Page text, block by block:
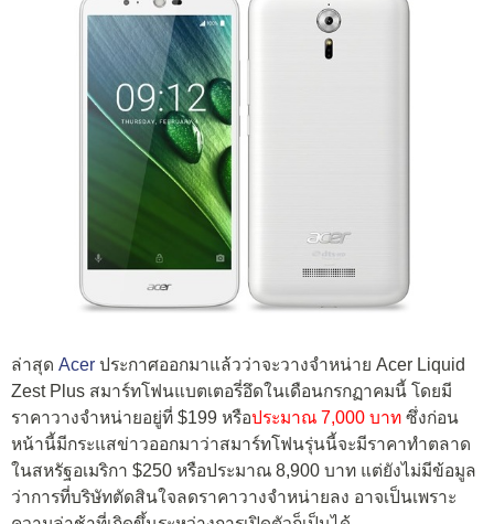
ล่าสุด Acer ประกาศออกมาแล้วว่าจะวางจำหน่าย Acer Liquid
Zest Plus สมาร์ทโฟนแบตเตอรี่อึดในเดือนกรกฏาคมนี้ โดยมี
ราคาวางจำหน่ายอยู่ที่ $199 หรือประมาณ 7,000 บาท ซึ่งก่อน
หน้านี้มีกระแสข่าวออกมาว่าสมาร์ทโฟนรุ่นนี้จะมีราคาทำตลาด
ในสหรัฐอเมริกา $250 หรือประมาณ 8,900 บาท แต่ยังไม่มีข้อมูล
ว่าการที่บริษัทตัดสินใจลดราคาวางจำหน่ายลง อาจเป็นเพราะ